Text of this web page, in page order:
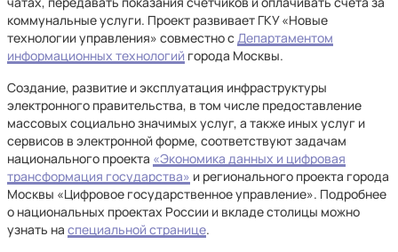
коммунальные услуги. Проект развивает ГКУ «Новые
технологии управления» совместно сДепартаментом
информационных технологий города Москвы.
Создание, развитие и эксплуатация инфраструктуры
электронного правительства, в том числе предоставление
массовых социально значимых услуг, а также иных услуг и
сервисов в электронной форме, соответствуют задачам
национального проекта «Экономика данных и цифровая
трансформация государства» и регионального проекта города
Москвы «Цифровое государственное управление». Подробнее
о национальных проектах России и вкладе столицы можно
узнать на специальной странице.